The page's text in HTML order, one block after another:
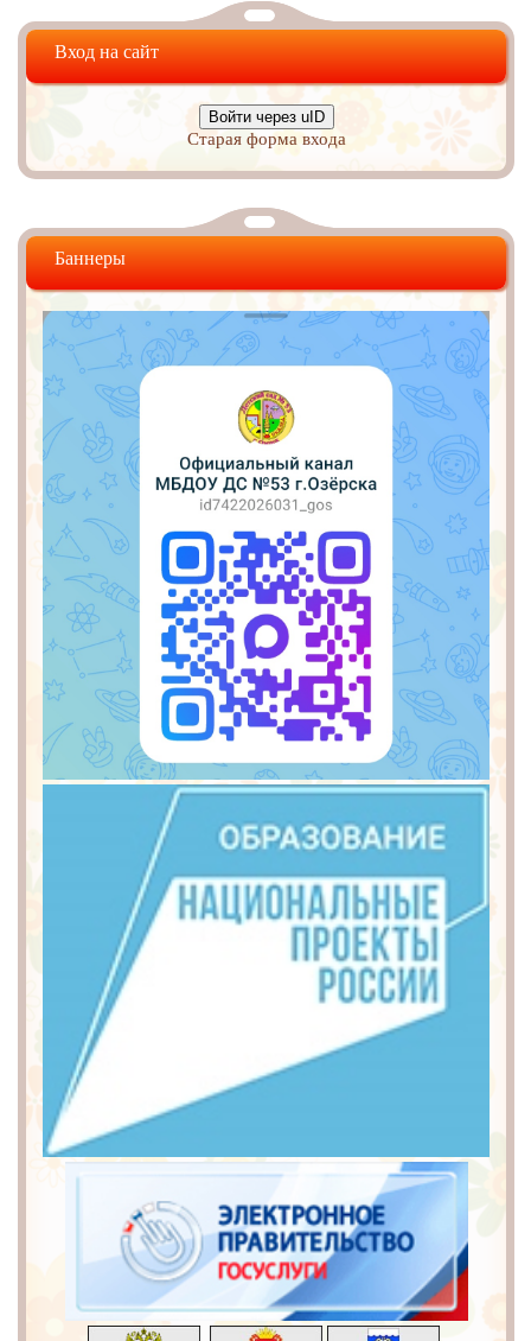
Вход на сайт
Войти через uID
Старая форма входа
Баннеры